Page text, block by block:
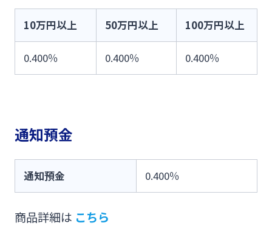
10万円以上 50万円以上 100万円以上
0.400％ 0.400％ 0.400％
通知預金
通知預金 0.400％
商品詳細は こちら